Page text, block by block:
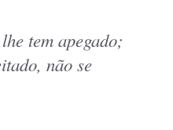
tem apegado;
não se